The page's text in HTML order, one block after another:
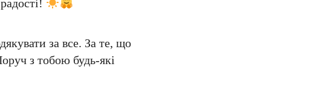
за все. За те, що
з тобою будь-які